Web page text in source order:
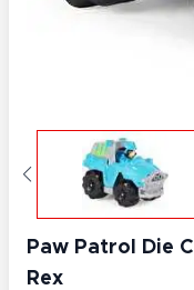
Paw Patrol Die
Rex